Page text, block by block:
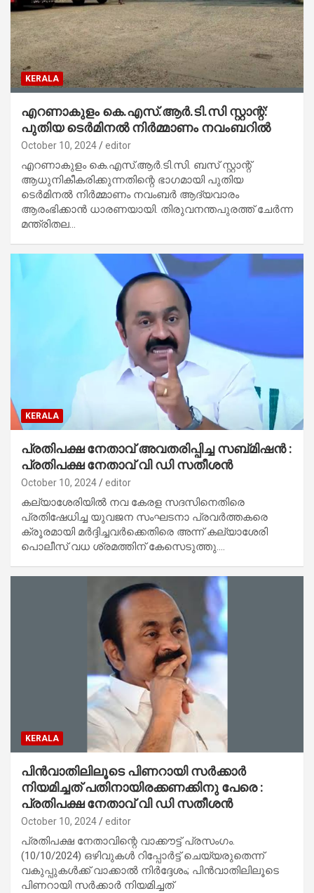
KERALA
എറണാകുളം കെ.എസ്.ആർ.ടി.സി സ്റ്റാന്റ്:
പുതിയ ടെർമിനൽ നിർമ്മാണം നവംബറിൽ
October 10, 2024 editor
എറണാകുളം കെ.എസ്.ആർ.ടി.സി. ബസ് സ്റ്റാന്റ്
ആധുനികീകരിക്കുന്നതിന്റെ ഭാഗമായി പുതിയ
ടെർമിനൽ നിർമ്മാണം നവംബർ ആദ്യവാരം
ആരംഭിക്കാൻ ധാരണയായി. തിരുവനന്തപുരത്ത് ചേർന്ന
മന്ത്രിതല…
KERALA
പ്രതിപക്ഷ നേതാവ് അവതരിപ്പിച്ച സബ്മിഷന്‍ :
പ്രതിപക്ഷ നേതാവ് വി ഡി സതീശന്‍
October 10, 2024 editor
കല്യാശേരിയില്‍ നവ കേരള സദസിനെതിരെ
പ്രതിഷേധിച്ച യുവജന സംഘടനാ പ്രവര്‍ത്തകരെ
ക്രൂരമായി മര്‍ദ്ദിച്ചവര്‍ക്കെതിരെ അന്ന് കല്യാശേരി
പൊലീസ് വധ ശ്രമത്തിന് കേസെടുത്തു.…
KERALA
പിന്‍വാതിലിലൂടെ പിണറായി സര്‍ക്കാര്‍
നിയമിച്ചത് പതിനായിരക്കണക്കിനു പേരെ :
പ്രതിപക്ഷ നേതാവ് വി ഡി സതീശന്‍
October 10, 2024 editor
പ്രതിപക്ഷ നേതാവിന്റെ വാക്കൗട്ട് പ്രസംഗം.
(10/10/2024) ഒഴിവുകള്‍ റിപ്പോര്‍ട്ട് ചെയ്യരുതെന്ന്
വകുപ്പുകള്‍ക്ക് വാക്കാല്‍ നിര്‍ദ്ദേശം; പിന്‍വാതിലിലൂടെ
പിണറായി സര്‍ക്കാര്‍ നിയമിച്ചത്